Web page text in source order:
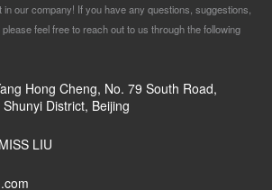
our company! If you have any questions, suggestions,
feel free to reach out to us through the following
Hong Cheng, No. 79 South Road,
District, Beijing
LIU